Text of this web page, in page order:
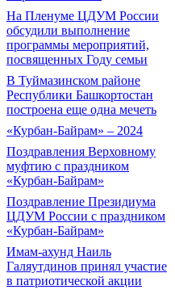
На Пленуме ЦДУМ России
обсудили выполнение
программы мероприятий,
посвященных Году семьи
В Туймазинском районе
Республики Башкортостан
построена еще одна мечеть
«Курбан-Байрам» – 2024
Поздравления Верховному
муфтию с праздником
«Курбан-Байрам»
Поздравление Президиума
ЦДУМ России с праздником
«Курбан-Байрам»
Имам-ахунд Наиль
Галяутдинов принял участие
в патриотической акции